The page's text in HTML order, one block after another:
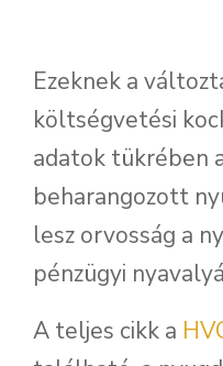
Ezeknek a
költségvetési
adatok tükrében
beharangozott
lesz orvosság a
pénzügyi
A teljes cikk a